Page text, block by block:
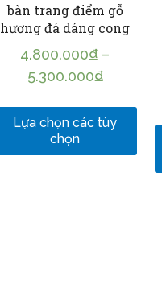
bàn trang điểm gỗ
hương đá dáng cong
4.800.000₫ –
5.300.000₫
Lựa chọn các tùy
chọn